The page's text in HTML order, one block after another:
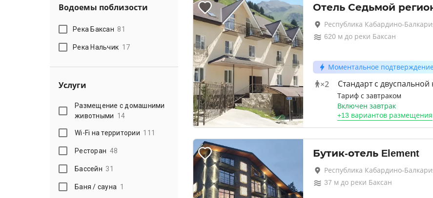
Водоемы поблизости
Река Баксан 81
Река Нальчик 17
Услуги
Размещение с домашними
животными 14
Wi-Fi на территории 111
Ресторан 48
Бассейн 31
Баня / сауна 1
Отель Седьмой
Республика Кабардино-
620 м до реки Баксан
Моментальное подтверждение
×2 Стандарт с двуспальной
Тариф с завтраком
Включен завтрак
+13 вариантовразмещения
Бутик-отель Element
Республика Кабардино-
37 м до реки Баксан